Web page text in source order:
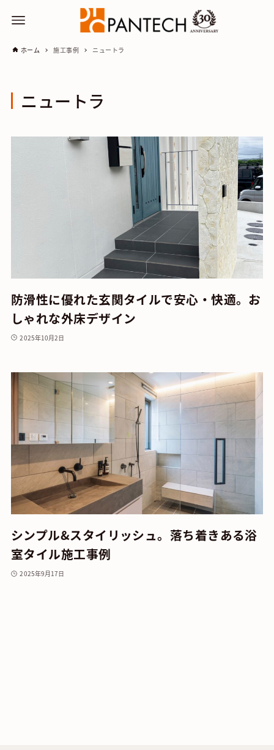
ホーム 施工事例 ニュートラ
ニュートラ
防滑性に優れた玄関タイルで安心・快適。お
しゃれな外床デザイン
2025年10月2日
シンプル&スタイリッシュ。落ち着きある浴
室タイル施工事例
2025年9月17日